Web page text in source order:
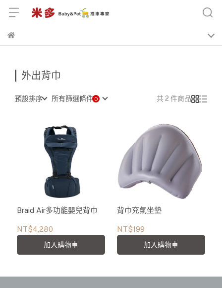
外出背巾
預設排序 所有篩選條件 共 2 件商品
Braid Air多功能嬰兒背巾
NT$4,280
加入購物車
背巾充氣坐墊
NT$199
加入購物車